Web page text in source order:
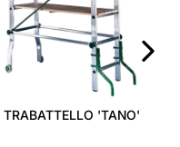
TRABATTELLO 'TANO'